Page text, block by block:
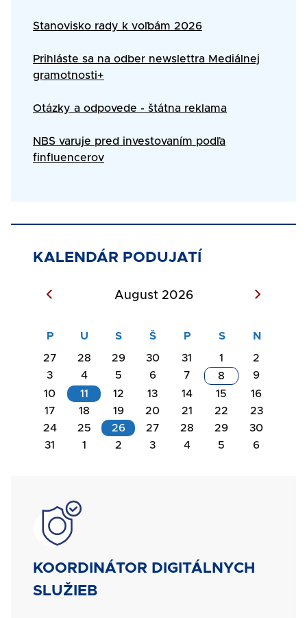
SVG
Názov
KOORDINÁTOR DIGITÁLNYCH
SLUŽIEB
Text
Stanovisko rady k voľbám 2026
Prihláste sa na odber newslettra Mediálnej
gramotnosti+
Otázky a odpovede - štátna reklama
NBS varuje pred investovaním podľa
finfluencerov
KALENDÁR PODUJATÍ
August 2026
27 28 29 30 31 1
2
3
4 5 6 7 8
9
10
11 12 13 14 15
16
17
18 19 20 21 22
23
24
25 26 27 28 29
30
31
1 2 3 4 5 6
Akcie
na
na
maloletých
Zasadnutie